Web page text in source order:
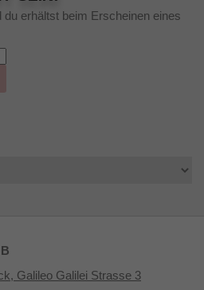
erhältst beim Erscheinen eines
Galileo Galilei Strasse 3